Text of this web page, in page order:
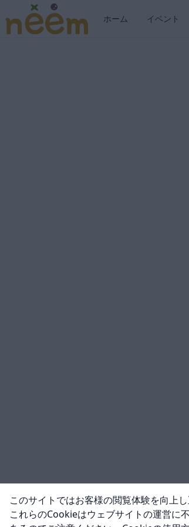
ホーム イベント
このサイトではお客様の閲覧体験を向上
これらのCookieはウェブサイトの運営に
ログイン